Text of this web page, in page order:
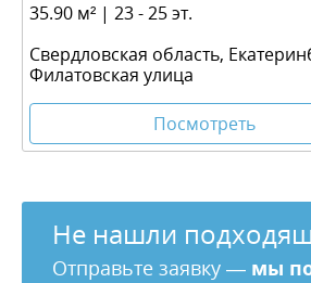
35.90 м² | 23 - 25 эт.
Свердловская область,
Филатовская улица
Посмотреть
Не нашли
Отправьте заявку — мы